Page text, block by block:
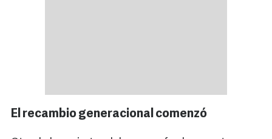
El recambio generacional comenzó